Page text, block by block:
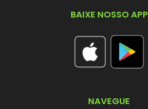
BAIXE NOSSO APP
NAVEGUE